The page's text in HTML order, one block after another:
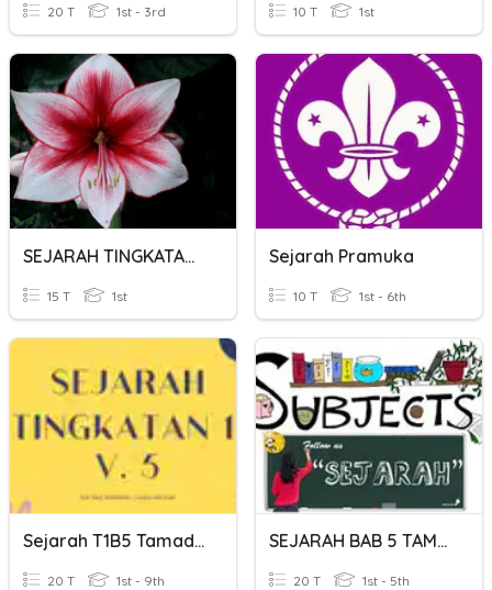
20 T 1st - 3rd 10 T 1st
SEJARAH TINGKATAN 1 BAB 5 TAMADUN AWAL DUNIA
15 T 1st
Sejarah Pramuka
10 T 1st - 6th
Sejarah T1B5 Tamadun Awal Dunia
20 T 1st - 9th
SEJARAH BAB 5 TAMADUN AWAL DUNIA
20 T 1st - 5th